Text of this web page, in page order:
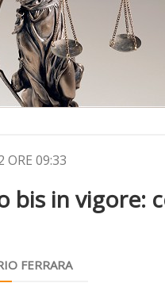
ORE 09:33
bis in vigore:
FERRARA